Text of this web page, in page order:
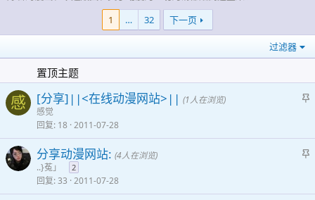
1
… 32 下一页
过滤器
置顶主题
感 [分享]||<在线动漫网站>|| (1人在浏览)
感觉
回复 18 2011-07-28
分享动漫网站: (4人在浏览)
..}菟」 2
回复 33 2011-07-28